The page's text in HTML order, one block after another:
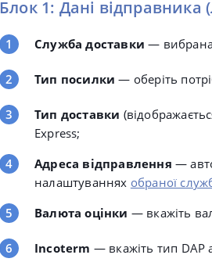
Блок 1: Дані відправника
Служба доставки —
Тип посилки — оберіть
Тип доставки
Express;
Адреса відправлення —
налаштуваннях обраної
Валюта оцінки — вкажіть
Incoterm — вкажіть тип DAP